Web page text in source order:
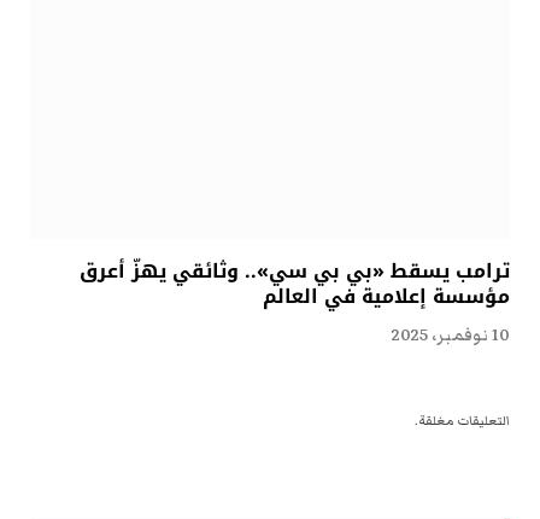
ترامب يسقط «بي بي سي».. وثائقي يهزّ أعرق
مؤسسة إعلامية في العالم
10 نوفمبر، 2025
التعليقات مغلقة.